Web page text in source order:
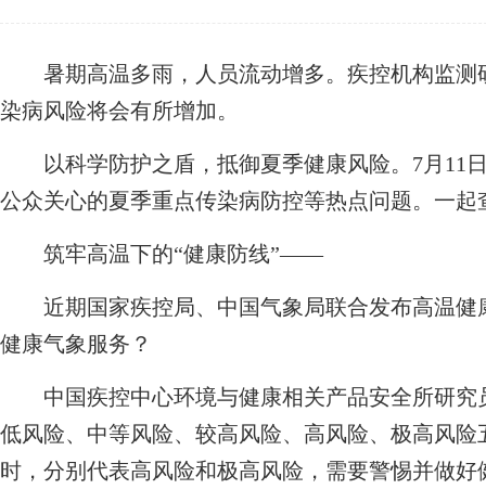
暑期高温多雨，人员流动增多。疾控机构监测
染病风险将会有所增加。
以科学防护之盾，抵御夏季健康风险。7月11
公众关心的夏季重点传染病防控等热点问题。一起
筑牢高温下的“健康防线”——
近期国家疾控局、中国气象局联合发布高温健
健康气象服务？
中国疾控中心环境与健康相关产品安全所研究
低风险、中等风险、较高风险、高风险、极高风
时，分别代表高风险和极高风险，需要警惕并做好